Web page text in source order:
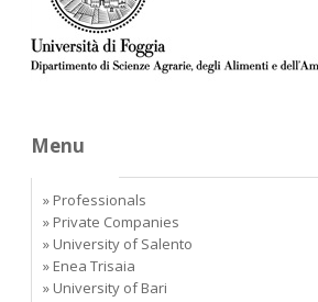
Menu
» Professionals
» Private Companies
» University of Salento
» Enea Trisaia
» University of Bari